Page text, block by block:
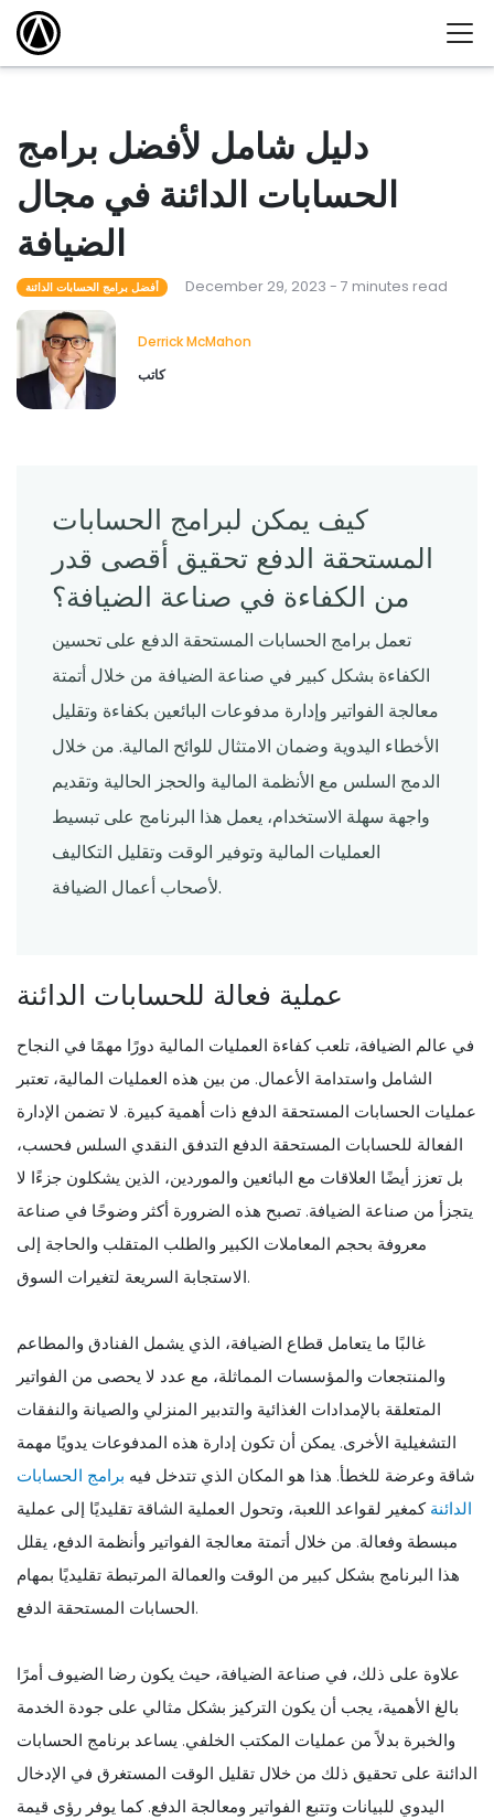
دليل شامل لأفضل برامج
الحسابات الدائنة في مجال
الضيافة
أفضل برامج الحسابات الدائنة December 29, 2023 - 7 minutes read
Derrick McMahon
كاتب
كيف يمكن لبرامج الحسابات
المستحقة الدفع تحقيق أقصى قدر
من الكفاءة في صناعة الضيافة؟
تعمل برامج الحسابات المستحقة الدفع على تحسين
الكفاءة بشكل كبير في صناعة الضيافة من خلال أتمتة
معالجة الفواتير وإدارة مدفوعات البائعين بكفاءة وتقليل
الأخطاء اليدوية وضمان الامتثال للوائح المالية. من خلال
الدمج السلس مع الأنظمة المالية والحجز الحالية وتقديم
واجهة سهلة الاستخدام، يعمل هذا البرنامج على تبسيط
العمليات المالية وتوفير الوقت وتقليل التكاليف
لأصحاب أعمال الضيافة.
عملية فعالة للحسابات الدائنة
في عالم الضيافة، تلعب كفاءة العمليات المالية دورًا مهمًا في النجاح
الشامل واستدامة الأعمال. من بين هذه العمليات المالية، تعتبر
عمليات الحسابات المستحقة الدفع ذات أهمية كبيرة. لا تضمن الإدارة
الفعالة للحسابات المستحقة الدفع التدفق النقدي السلس فحسب،
بل تعزز أيضًا العلاقات مع البائعين والموردين، الذين يشكلون جزءًا لا
يتجزأ من صناعة الضيافة. تصبح هذه الضرورة أكثر وضوحًا في صناعة
معروفة بحجم المعاملات الكبير والطلب المتقلب والحاجة إلى
الاستجابة السريعة لتغيرات السوق.
غالبًا ما يتعامل قطاع الضيافة، الذي يشمل الفنادق والمطاعم
والمنتجعات والمؤسسات المماثلة، مع عدد لا يحصى من الفواتير
المتعلقة بالإمدادات الغذائية والتدبير المنزلي والصيانة والنفقات
التشغيلية الأخرى. يمكن أن تكون إدارة هذه المدفوعات يدويًا مهمة
شاقة وعرضة للخطأ. هذا هو المكان الذي تتدخل فيه برامج الحسابات
الدائنةكمغير لقواعد اللعبة، وتحول العملية الشاقة تقليديًا إلى عملية
مبسطة وفعالة. من خلال أتمتة معالجة الفواتير وأنظمة الدفع، يقلل
هذا البرنامج بشكل كبير من الوقت والعمالة المرتبطة تقليديًا بمهام
الحسابات المستحقة الدفع.
علاوة على ذلك، في صناعة الضيافة، حيث يكون رضا الضيوف أمرًا
بالغ الأهمية، يجب أن يكون التركيز بشكل مثالي على جودة الخدمة
والخبرة بدلاً من عمليات المكتب الخلفي. يساعد برنامج الحسابات
الدائنة على تحقيق ذلك من خلال تقليل الوقت المستغرق في الإدخال
اليدوي للبيانات وتتبع الفواتير ومعالجة الدفع. كما يوفر رؤى قيمة